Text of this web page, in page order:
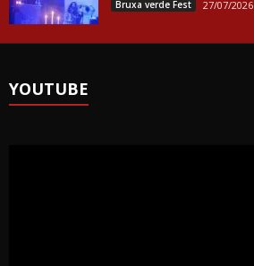
Bruxa verde Fest 27/07/2026
YOUTUBE